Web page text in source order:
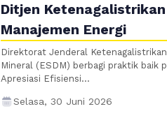
Ditjen
Manajemen Energi
Direktorat Jenderal
Mineral (ESDM) berbagi praktik baik
Apresiasi Efisiensi...
Selasa, 30 Juni 2026